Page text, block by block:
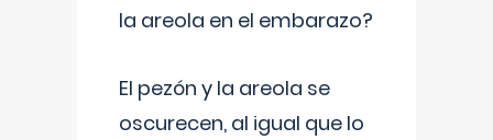
la areola en el embarazo?
El pezón y la areola se
oscurecen, al igual que lo